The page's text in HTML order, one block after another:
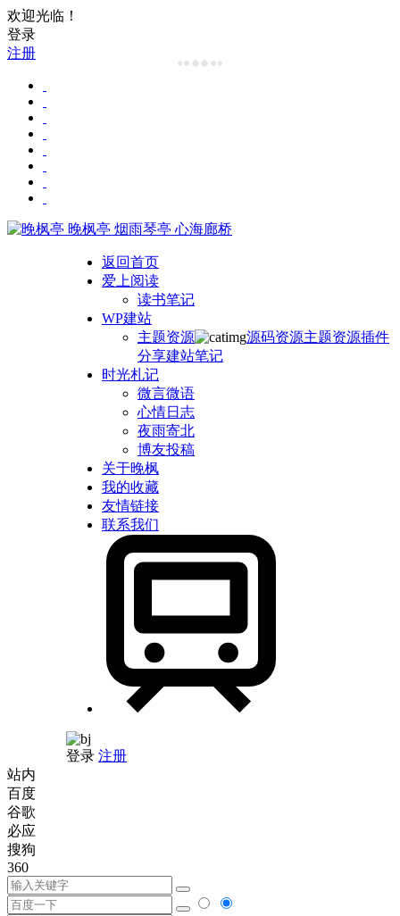
欢迎光临！
登录
注册
晚枫亭 烟雨琴亭 心海廊桥
返回首页
爱上阅读
读书笔记
WP建站
主题资源
源码资源主题资源插件
分享建站笔记
时光札记
微言微语
心情日志
夜雨寄北
博友投稿
关于晚枫
我的收藏
友情链接
联系我们
登录 注册
站内
百度
谷歌
必应
搜狗
360